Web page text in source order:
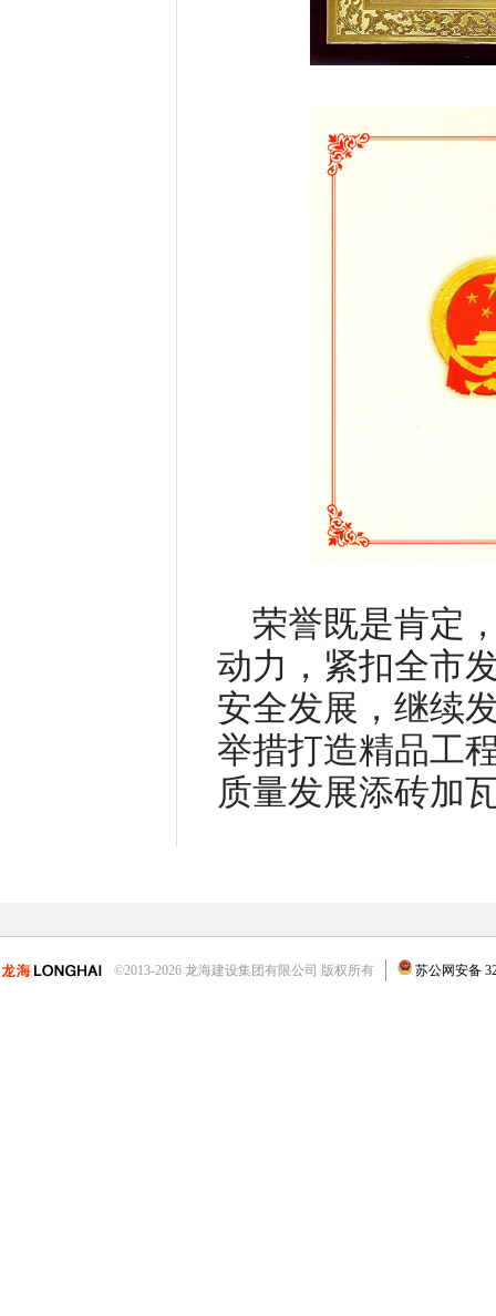
荣誉既是肯定
动力，紧扣全市
安全发展，继续
举措打造精品工
质量发展添砖加
©2013-2026 龙海建设集团有限公司 版权所有 苏公网安备